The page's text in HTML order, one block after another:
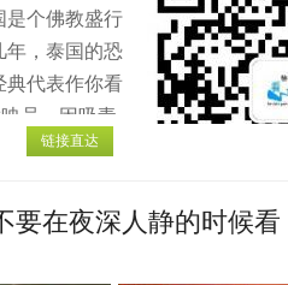
是个佛教盛行
年，泰国的恐
典代表作你看
员，因吸毒
的恐怖片以
链接直达
要在夜深人静的时候看